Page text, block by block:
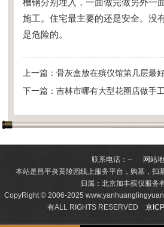
槽钢分别埋入，一面做完做另外一
施工。住宅最主要的还是安全。没
是危险的。
上一篇：骨灰盒放在殡仪馆第几层最
下一篇：吉林市哪有大型花圈店做手
联系电话：--
网站
本站是昌平炎黄陵园线上服务平台，购墓，扫
归属：北京加丰殡仪服务
CopyRight © 2006-2025
有ALL RIGHTS RESERVED 京